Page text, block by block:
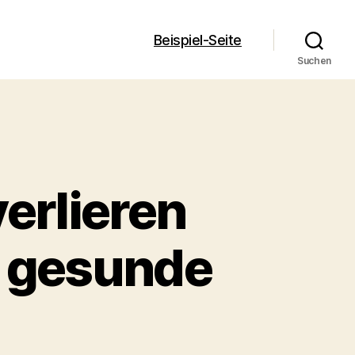
Beispiel-Seite
Suchen